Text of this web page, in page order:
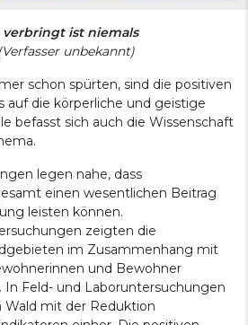
ist niemals
unbekannt)
schon spürten, sind die positiven
auf die körperliche und geistige
befasst sich auch die Wissenschaft
legen nahe, dass
einen wesentlichen Beitrag
leisten können.
zeigten die
im Zusammenhang mit
und Bewohner
In Feld- und Laboruntersuchungen
mit der Reduktion